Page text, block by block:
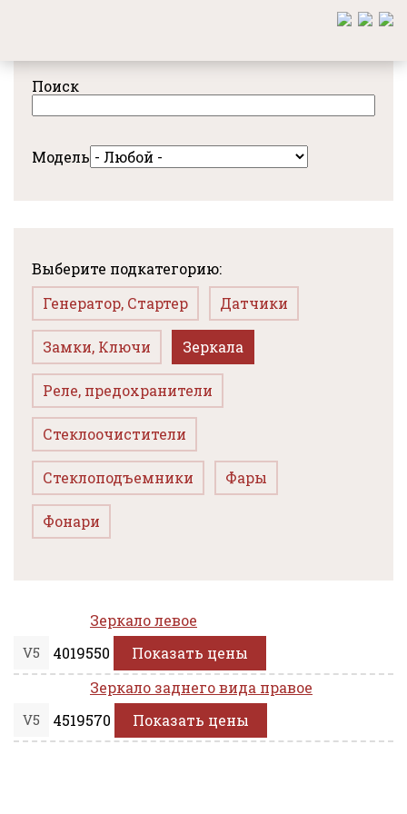
содержанию
Поиск
Модель
Выберите подкатегорию:
Генератор, Стартер
Датчики
Замки, Ключи Зеркала
Реле, предохранители
Стеклоочистители
Стеклоподъемники Фары
Фонари
Зеркало левое
V5 4019550
Показать цены
Зеркало заднего вида правое
V5 4519570 Показать цены